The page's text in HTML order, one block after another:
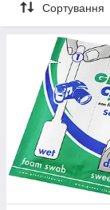
Сортування